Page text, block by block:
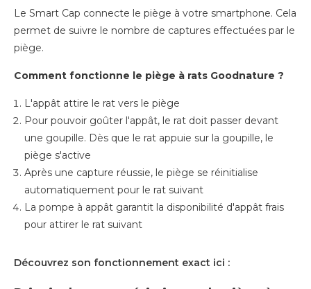
Le Smart Cap connecte le piège à votre smartphone. Cela
permet de suivre le nombre de captures effectuées par le
piège.
Comment fonctionne le piège à rats Goodnature ?
L'appât attire le rat vers le piège
Pour pouvoir goûter l'appât, le rat doit passer devant
une goupille. Dès que le rat appuie sur la goupille, le
piège s'active
Après une capture réussie, le piège se réinitialise
automatiquement pour le rat suivant
La pompe à appât garantit la disponibilité d'appât frais
pour attirer le rat suivant
Découvrez son fonctionnement exact ici :